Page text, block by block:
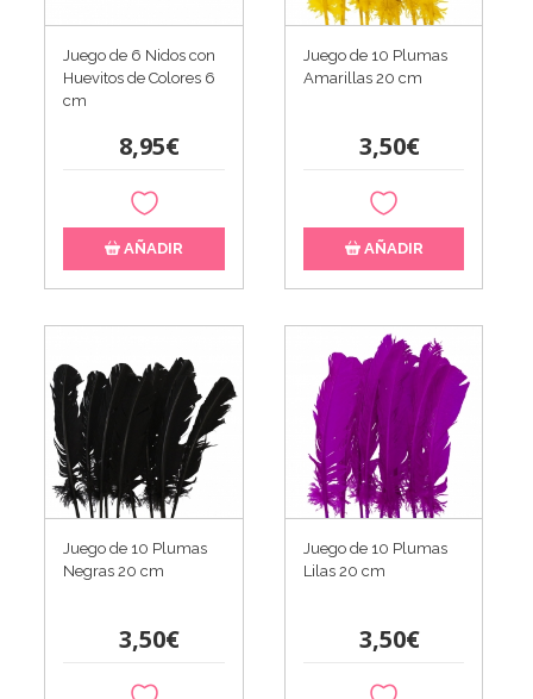
Juego de 6 Nidos con
Huevitos de Colores 6
cm
8,95€
AÑADIR
Juego de 10 Plumas
Amarillas 20 cm
3,50€
AÑADIR
Juego de 10 Plumas
Negras 20 cm
3,50€
Juego de 10 Plumas
Lilas 20 cm
3,50€